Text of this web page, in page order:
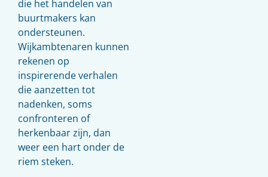
die het handelen van
buurtmakers kan
ondersteunen.
Wijkambtenaren kunnen
rekenen op
inspirerende verhalen
die aanzetten tot
nadenken, soms
confronteren of
herkenbaar zijn, dan
weer een hart onder de
riem steken.